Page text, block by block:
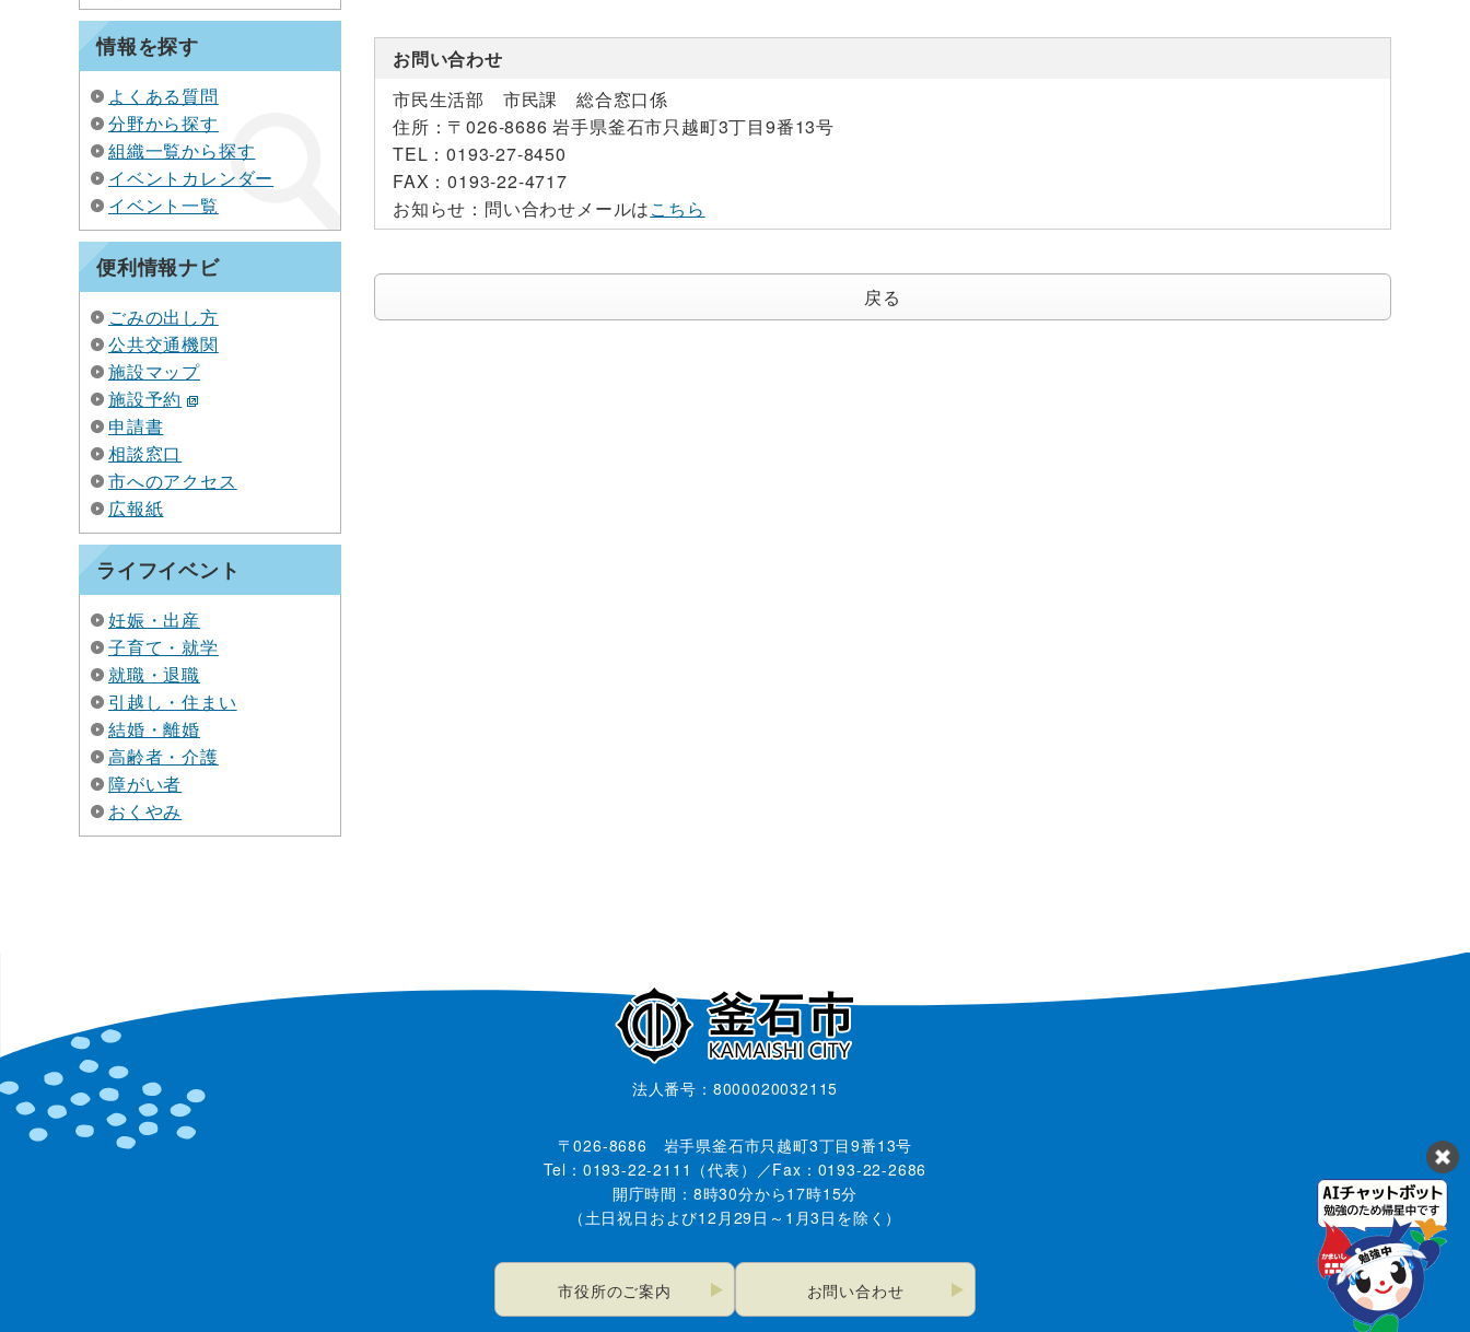
情報を探す
よくある質問
分野から探す
組織一覧から探す
イベントカレンダー
イベント一覧
便利情報ナビ
ごみの出し方
公共交通機関
施設マップ
施設予約
申請書
相談窓口
市へのアクセス
広報紙
ライフイベント
妊娠・出産
子育て・就学
就職・退職
引越し・住まい
結婚・離婚
高齢者・介護
障がい者
おくやみ
お問い合わせ
市民生活部 市民課 総合窓口係
住所： 〒026-8686 岩手県釜石市只越町3丁目9番13号
TEL：0193-27-8450
FAX：0193-22-4717
お知らせ： 問い合わせメールはこちら
戻る
法人番号：8000020032115
〒026-8686 岩手県釜石市只越町3丁目9番13号
Tel：0193-22-2111（代表）／Fax：0193-22-2686
開庁時間：8時30分から17時15分
（土日祝日および12月29日～1月3日を除く）
市役所のご案内 お問い合わせ